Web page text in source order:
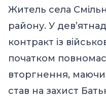
Житель села
району. У
контракт із
початком
вторгнення, маючи
став на захист